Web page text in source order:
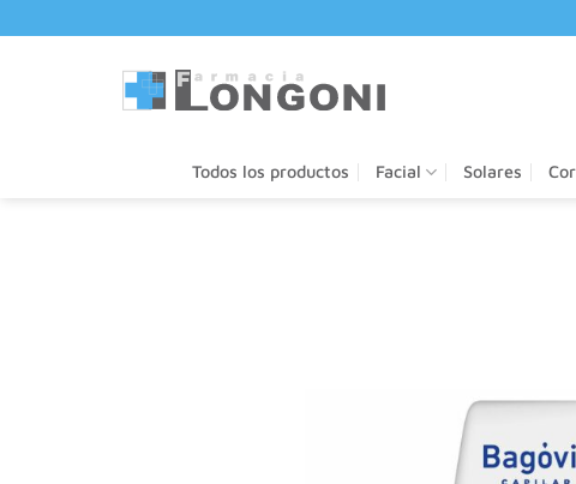
al
Todos los productos Facial Solares